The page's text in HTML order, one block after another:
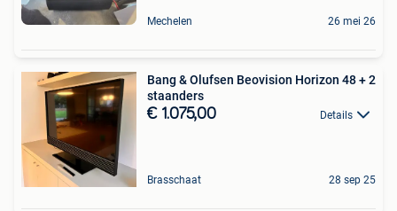
Mechelen 26 mei 26
Bang & Olufsen Beovision Horizon 48 + 2
staanders
€ 1.075,00 Details
Brasschaat 28 sep 25